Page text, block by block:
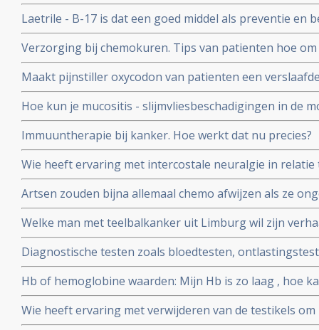
Laetrile - B-17 is dat een goed middel als preventie en
Verzorging bij chemokuren. Tips van patienten hoe
chemokuur om deze beter te verdragen
Maakt pijnstiller oxycodon van patienten een
nicotine? In Amerika stierven al honderduizenden
Hoe kun je mucositis - slijmvliesbeschadigingen in de
radiotherapie voorkomen en behandelen?
Immuuntherapie bij kanker. Hoe werkt dat nu precies?
Wie heeft ervaring met intercostale neuralgie in
(bot-metastasen)? Weet iemand of hier
van de lever?
Artsen zouden bijna allemaal chemo afwijzen als ze
bewering wel?
Welke man met teelbalkanker uit Limburg wil zijn
de Limburger?
Diagnostische testen zoals bloedtesten,
enz, wat zijn dat? Waarvoor dienen ze? En kan ik die
Hb of hemoglobine waarden: Mijn Hb is zo laag , hoe
Wie heeft ervaring met verwijderen van de testikels